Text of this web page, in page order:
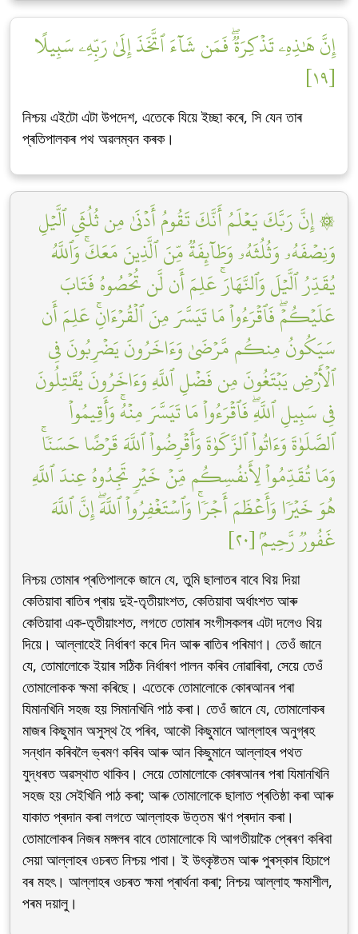
إِنَّ هَٰذِهِۦ تَذۡكِرَةٞۖ فَمَن شَآءَ ٱتَّخَذَ إِلَىٰ رَبِّهِۦ سَبِيلًا
[١٩]
নিশ্চয় এইটো এটা উপদেশ, এতেকে যিয়ে ইচ্ছা কৰে, সি যেন তাৰ
প্ৰতিপালকৰ পথ অৱলম্বন কৰক।
۞ إِنَّ رَبَّكَ يَعۡلَمُ أَنَّكَ تَقُومُ أَدۡنَىٰ مِن ثُلُثَيِ ٱلَّيۡلِ
وَنِصۡفَهُۥ وَثُلُثَهُۥ وَطَآئِفَةٞ مِّنَ ٱلَّذِينَ مَعَكَۚ وَٱللَّهُ
يُقَدِّرُ ٱلَّيۡلَ وَٱلنَّهَارَۚ عَلِمَ أَن لَّن تُحۡصُوهُ فَتَابَ
عَلَيۡكُمۡۖ فَٱقۡرَءُواْ مَا تَيَسَّرَ مِنَ ٱلۡقُرۡءَانِۚ عَلِمَ أَن
سَيَكُونُ مِنكُم مَّرۡضَىٰ وَءَاخَرُونَ يَضۡرِبُونَ فِي
ٱلۡأَرۡضِ يَبۡتَغُونَ مِن فَضۡلِ ٱللَّهِ وَءَاخَرُونَ يُقَٰتِلُونَ
فِي سَبِيلِ ٱللَّهِۖ فَٱقۡرَءُواْ مَا تَيَسَّرَ مِنۡهُۚ وَأَقِيمُواْ
ٱلصَّلَوٰةَ وَءَاتُواْ ٱلزَّكَوٰةَ وَأَقۡرِضُواْ ٱللَّهَ قَرۡضًا حَسَنٗاۚ
وَمَا تُقَدِّمُواْ لِأَنفُسِكُم مِّنۡ خَيۡرٖ تَجِدُوهُ عِندَ ٱللَّهِ
هُوَ خَيۡرٗا وَأَعۡظَمَ أَجۡرٗاۚ وَٱسۡتَغۡفِرُواْ ٱللَّهَۖ إِنَّ ٱللَّهَ
غَفُورٞ رَّحِيمُۢ [٢٠]
নিশ্চয় তোমাৰ প্ৰতিপালকে জানে যে, তুমি ছালাতৰ বাবে থিয় দিয়া
কেতিয়াবা ৰাতিৰ প্ৰায় দুই-তৃতীয়াংশত, কেতিয়াবা অৰ্ধাংশত আৰু
কেতিয়াবা এক-তৃতীয়াংশত, লগতে তোমাৰ সংগীসকলৰ এটা দলেও থিয়
দিয়ে। আল্লাহেই নিৰ্ধাৰণ কৰে দিন আৰু ৰাতিৰ পৰিমাণ। তেওঁ জানে
যে, তোমালোকে ইয়াৰ সঠিক নিৰ্ধাৰণ পালন কৰিব নোৱাৰিবা, সেয়ে তেওঁ
তোমালোকক ক্ষমা কৰিছে। এতেকে তোমালোকে কোৰআনৰ পৰা
যিমানখিনি সহজ হয় সিমানখিনি পাঠ কৰা। তেওঁ জানে যে, তোমালোকৰ
মাজৰ কিছুমান অসুস্থ হৈ পৰিব, আকৌ কিছুমানে আল্লাহৰ অনুগ্ৰহ
সন্ধান কৰিবলৈ ভ্ৰমণ কৰিব আৰু আন কিছুমানে আল্লাহৰ পথত
যুদ্ধৰত অৱস্থাত থাকিব। সেয়ে তোমালোকে কোৰআনৰ পৰা যিমানখিনি
সহজ হয় সেইখিনি পাঠ কৰা; আৰু তোমালোকে ছালাত প্ৰতিষ্ঠা কৰা আৰু
যাকাত প্ৰদান কৰা লগতে আল্লাহক উত্তম ঋণ প্ৰদান কৰা।
তোমালোকৰ নিজৰ মঙ্গলৰ বাবে তোমালোকে যি আগতীয়াকৈ প্ৰেৰণ কৰিবা
সেয়া আল্লাহৰ ওচৰত নিশ্চয় পাবা। ই উৎকৃষ্টতম আৰু পুৰস্কাৰ হিচাপে
বৰ মহৎ। আল্লাহৰ ওচৰত ক্ষমা প্ৰাৰ্থনা কৰা; নিশ্চয় আল্লাহ ক্ষমাশীল,
পৰম দয়ালু।